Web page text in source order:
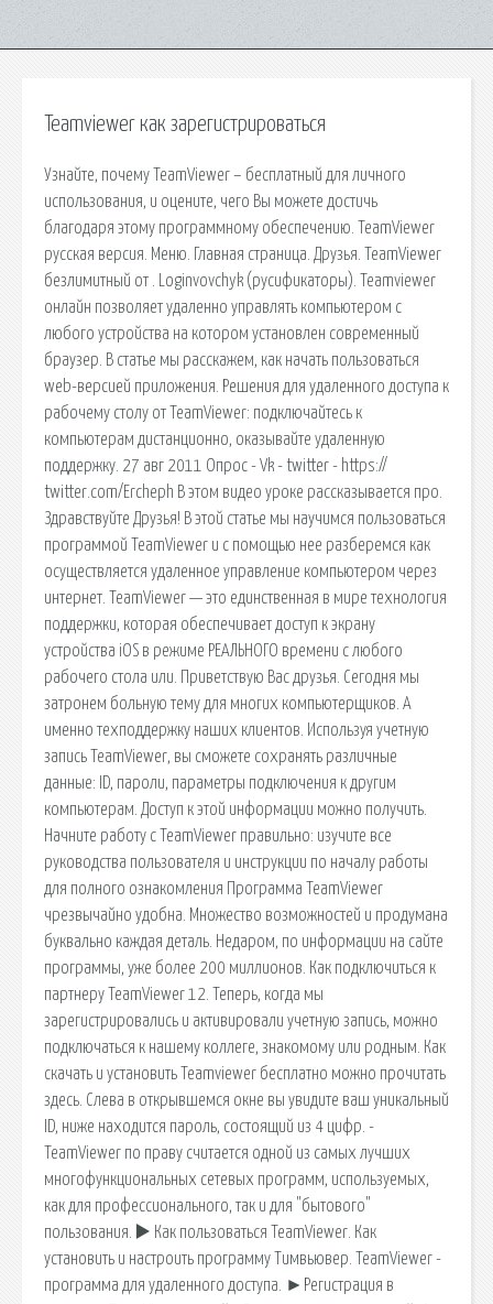
Teamviewer как зарегистрироваться
Узнайте, почему TeamViewer – бесплатный для личного
использования, и оцените, чего Вы можете достичь
благодаря этому программному обеспечению. TeamViewer
русская версия. Меню. Главная страница. Друзья. TeamViewer
безлимитный от . Loginvovchyk (русификаторы). Teamviewer
онлайн позволяет удаленно управлять компьютером с
любого устройства на котором установлен современный
браузер. В статье мы расскажем, как начать пользоваться
web-версией приложения. Решения для удаленного доступа к
рабочему столу от TeamViewer: подключайтесь к
компьютерам дистанционно, оказывайте удаленную
поддержку. 27 авг 2011 Опрос - Vk - twitter - https://
twitter.com/Ercheph В этом видео уроке рассказывается про.
Здравствуйте Друзья! В этой статье мы научимся пользоваться
программой TeamViewer и с помощью нее разберемся как
осуществляется удаленное управление компьютером через
интернет. TeamViewer — это единственная в мире технология
поддержки, которая обеспечивает доступ к экрану
устройства iOS в режиме РЕАЛЬНОГО времени с любого
рабочего стола или. Приветствую Вас друзья. Сегодня мы
затронем больную тему для многих компьютерщиков. А
именно техподдержку наших клиентов. Используя учетную
запись TeamViewer, вы сможете сохранять различные
данные: ID, пароли, параметры подключения к другим
компьютерам. Доступ к этой информации можно получить.
Начните работу с TeamViewer правильно: изучите все
руководства пользователя и инструкции по началу работы
для полного ознакомления Программа TeamViewer
чрезвычайно удобна. Множество возможностей и продумана
буквально каждая деталь. Недаром, по информации на сайте
программы, уже более 200 миллионов. Как подключиться к
партнеру TeamViewer 12. Теперь, когда мы
зарегистрировались и активировали учетную запись, можно
подключаться к нашему коллеге, знакомому или родным. Как
скачать и установить Teamviewer бесплатно можно прочитать
здесь. Слева в открывшемся окне вы увидите ваш уникальный
ID, ниже находится пароль, состоящий из 4 цифр. -
TeamViewer по праву считается одной из самых лучших
многофункциональных сетевых программ, используемых,
как для профессионального, так и для "бытового"
пользования. ▶️ Как пользоваться TeamViewer. Как
установить и настроить программу Тимвьювер. TeamViewer -
программа для удаленного доступа. ►Регистрация в